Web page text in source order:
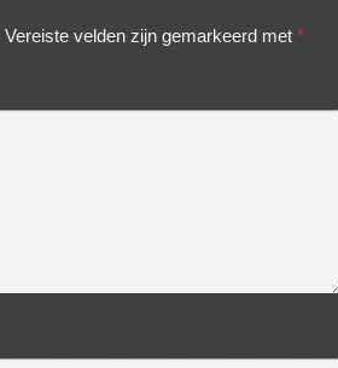
Vereiste velden zijn gemarkeerd met *